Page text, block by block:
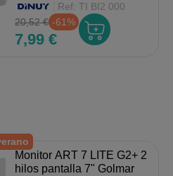
Ref:TI BI2 000
20,52 € -61%
7,99 €
Monitor ART 7 LITE G2+ 2
hilos pantalla 7" Golmar